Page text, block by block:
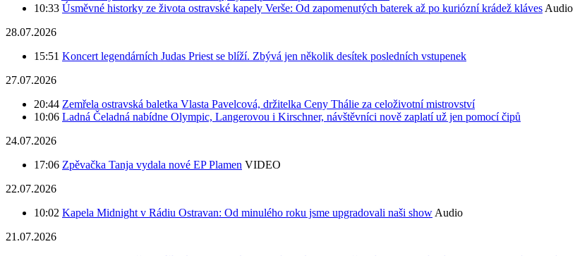
10:33 Úsměvné historky ze života ostravské kapely Verše: Od zapomenutých baterek až po kuriózní krádež kláves Audio
28.07.2026
15:51 Koncert legendárních Judas Priest se blíží. Zbývá jen několik desítek posledních vstupenek
27.07.2026
20:44 Zemřela ostravská baletka Vlasta Pavelcová, držitelka Ceny Thálie za celoživotní mistrovství
10:06 Ladná Čeladná nabídne Olympic, Langerovou i Kirschner, návštěvníci nově zaplatí už jen pomocí čipů
24.07.2026
17:06 Zpěvačka Tanja vydala nové EP Plamen VIDEO
22.07.2026
10:02 Kapela Midnight v Rádiu Ostravan: Od minulého roku jsme upgradovali naši show Audio
21.07.2026